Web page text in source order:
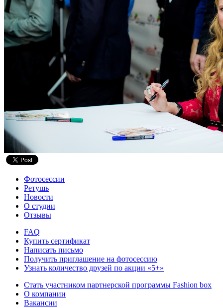
Фотосессии
Ретушь
Новости
О студии
Отзывы
FAQ
Купить сертификат
Написать письмо
Получить приглашение на фотосессию
Узнать количество друзей по акции «5+»
Стать участником партнерской программы Fashion box
О компании
Вакансии